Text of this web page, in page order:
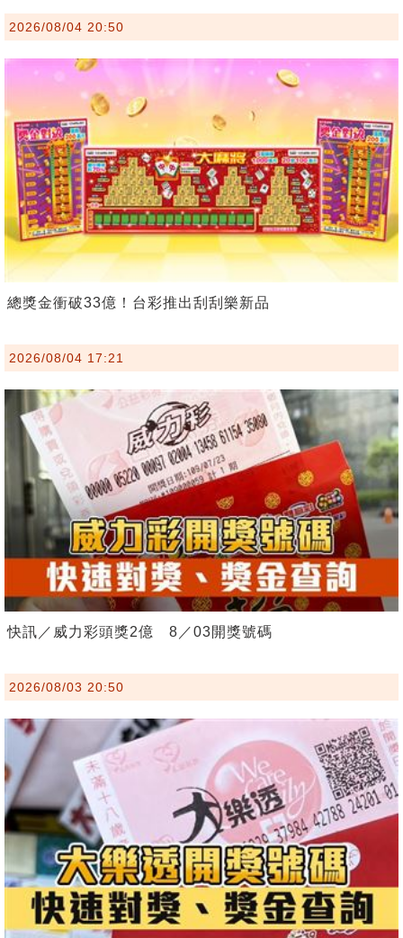
2026/08/04 20:50
總獎金衝破33億！台彩推出刮刮樂新品
2026/08/04 17:21
快訊／威力彩頭獎2億 8／03開獎號碼
2026/08/03 20:50